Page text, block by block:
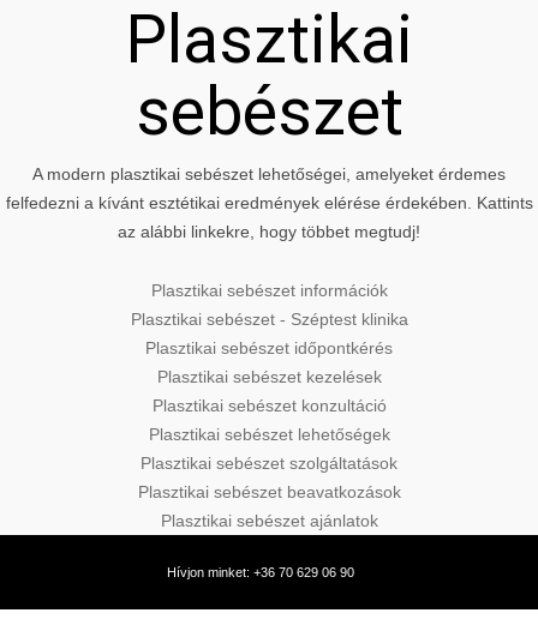
Plasztikai
sebészet
A modern plasztikai sebészet lehetőségei, amelyeket érdemes
felfedezni a kívánt esztétikai eredmények elérése érdekében. Kattints
az alábbi linkekre, hogy többet megtudj!
Plasztikai sebészet információk
Plasztikai sebészet - Széptest klinika
Plasztikai sebészet időpontkérés
Plasztikai sebészet kezelések
Plasztikai sebészet konzultáció
Plasztikai sebészet lehetőségek
Plasztikai sebészet szolgáltatások
Plasztikai sebészet beavatkozások
Plasztikai sebészet ajánlatok
Hívjon minket: +36 70 629 06 90